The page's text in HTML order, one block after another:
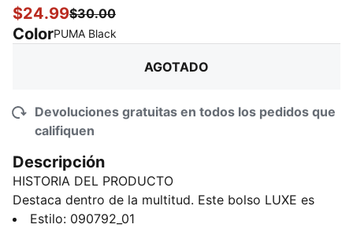
$24.99$30.00
ColorPUMA Black
AGOTADO
Devoluciones gratuitas en todos los pedidos que
califiquen
Descripción
HISTORIA DEL PRODUCTO
Destaca dentro de la multitud. Este bolso LUXE es
toda una declaración de estilo, gracias a su forma de
Estilo: 090792_01